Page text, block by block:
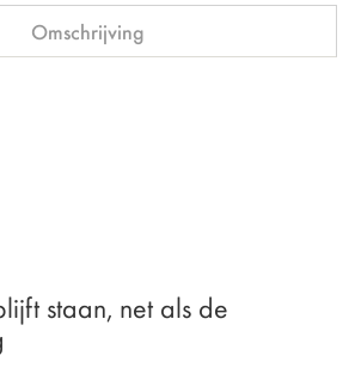
Omschrijving
staan, net als de